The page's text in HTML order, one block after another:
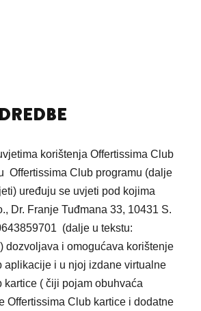
korištenja Offertissima Club
Offertissima Club programu (dalje
uređuju se uvjeti pod kojima
Dr. Franje Tuđmana 33, 10431 S.
(dalje u tekstu:
dozvoljava i omogućava korištenje
aplikacije i u njoj izdane virtualne
kartice ( čiji pojam obuhvaća
Offertissima Club kartice i dodatne